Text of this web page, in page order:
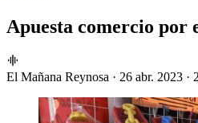
Apuesta comercio por
El Mañana Reynosa · 26 abr. 2023 ·